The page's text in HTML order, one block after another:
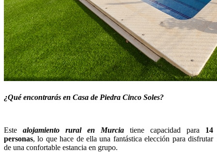
¿Qué encontrarás en Casa de Piedra Cinco Soles?
Este alojamiento rural en Murcia tiene capacidad para 14
personas, lo que hace de ella una fantástica elección para disfrutar
de una confortable estancia en grupo.